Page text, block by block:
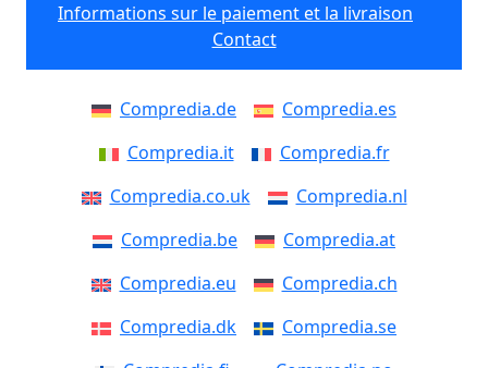
Informations sur le paiement et la livraison
Contact
Compredia.de
Compredia.es
Compredia.it
Compredia.fr
Compredia.co.uk
Compredia.nl
Compredia.be
Compredia.at
Compredia.eu
Compredia.ch
Compredia.dk
Compredia.se